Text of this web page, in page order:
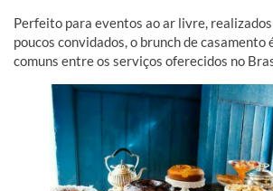
Perfeito para eventos ao ar livre,
poucos convidados, o brunch de casamento
comuns entre os serviços oferecidos no